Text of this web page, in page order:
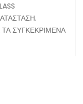
ΤΑ ΣΥΓΚΕΚΡΙΜΕΝΑ